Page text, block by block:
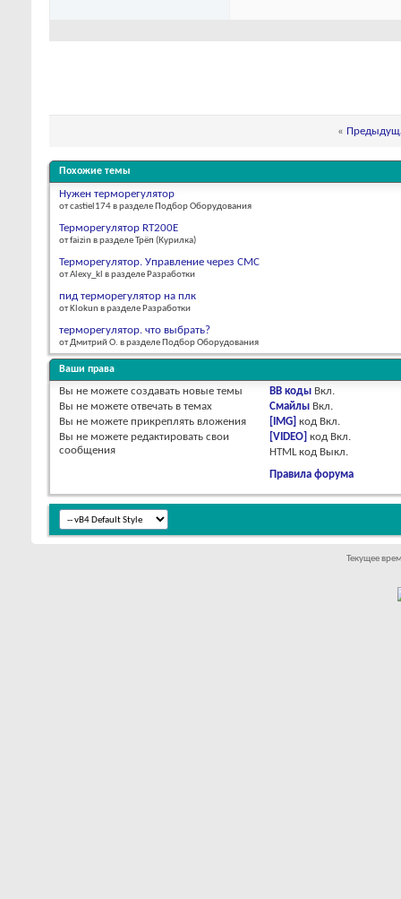
«
Похожие темы
Нужен терморегулятор
от castiel174 в разделе Подбор Оборудования
Терморегулятор RT200E
от faizin в разделе Трёп (Курилка)
Терморегулятор. Управление через СМС
от Alexy_kl в разделе Разработки
пид терморегулятор на плк
от Klokun в разделе Разработки
терморегулятор. что выбрать?
от Дмитрий О. в разделе Подбор Оборудования
Ваши права
Вы не можете создавать новые темы
Вы не можете отвечать в темах
Вы не можете прикреплять вложения
Вы не можете редактировать свои
сообщения
BB коды Вкл.
Смайлы Вкл.
[IMG] код Вкл.
[VIDEO] код Вкл.
HTML код Выкл.
Правила форума
Текущее